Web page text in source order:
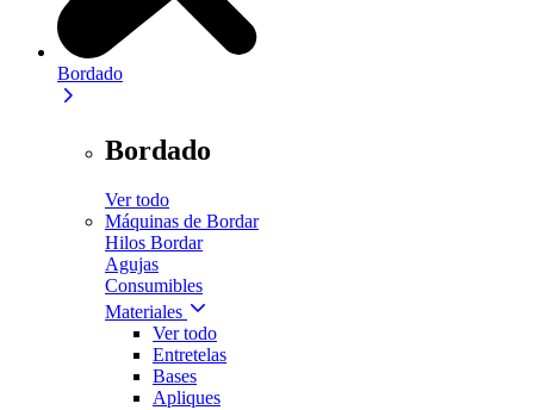
Bordado
Bordado
Ver todo
Máquinas de Bordar
Hilos Bordar
Agujas
Consumibles
Materiales
Ver todo
Entretelas
Bases
Apliques